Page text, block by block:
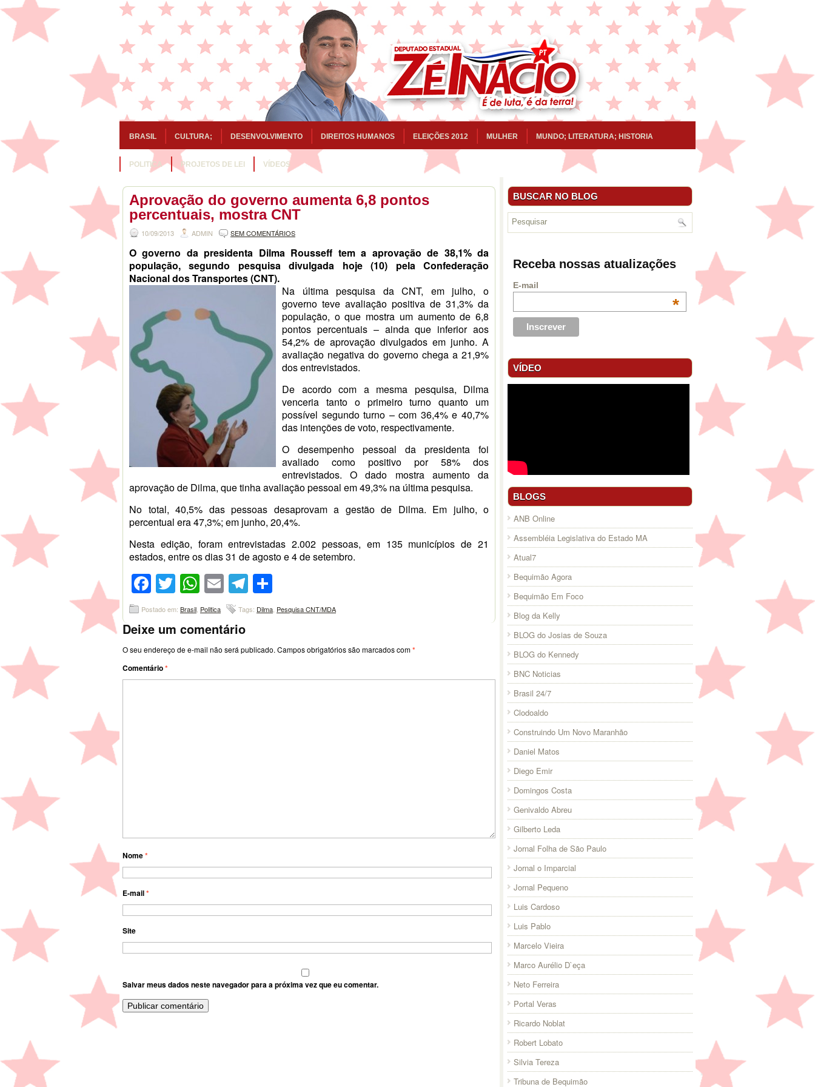
BRASIL CULTURA; DESENVOLVIMENTO DIREITOS HUMANOS ELEIÇÕES 2012 MULHER MUNDO; LITERATURA; HISTORIA
POLITICA PROJETOS DE LEI VÍDEOS
Aprovação do governo aumenta 6,8 pontos
percentuais, mostra CNT
10/09/2013 ADMIN SEM COMENTÁRIOS
O governo da presidenta Dilma Rousseff tem a aprovação de 38,1% da
população, segundo pesquisa divulgada hoje (10) pela Confederação
Nacional dos Transportes (CNT).
Na última pesquisa da CNT, em julho, o
governo teve avaliação positiva de 31,3% da
população, o que mostra um aumento de 6,8
pontos percentuais – ainda que inferior aos
54,2% de aprovação divulgados em junho. A
avaliação negativa do governo chega a 21,9%
dos entrevistados.
De acordo com a mesma pesquisa, Dilma
venceria tanto o primeiro turno quanto um
possível segundo turno – com 36,4% e 40,7%
das intenções de voto, respectivamente.
O desempenho pessoal da presidenta foi
avaliado como positivo por 58% dos
entrevistados. O dado mostra aumento da
aprovação de Dilma, que tinha avaliação pessoal em 49,3% na última pesquisa.
No total, 40,5% das pessoas desaprovam a gestão de Dilma. Em julho, o
percentual era 47,3%; em junho, 20,4%.
Nesta edição, foram entrevistadas 2.002 pessoas, em 135 municípios de 21
estados, entre os dias 31 de agosto e 4 de setembro.
Facebook
Twitter
WhatsApp
EmailTelegram
Postado em: Brasil Politica Tags: Dilma Pesquisa CNT/MDA
Deixe um comentário
O seu endereço de e-mail não será publicado. Campos obrigatórios são marcados com*
Comentário*
Nome*
E-mail*
Site
Salvar meus dados neste navegador para a próxima vez que eu comentar.
BUSCAR NO BLOG
Receba nossas atualizações
E-mail
*
VÍDEO
BLOGS
ANB Online
Assembléia Legislativa do Estado MA
Atual7
Bequimão Agora
Bequimão Em Foco
Blog da Kelly
BLOG do Josias de Souza
BLOG do Kennedy
BNC Noticias
Brasil 24/7
Clodoaldo
Construindo Um Novo Maranhão
Daniel Matos
Diego Emir
Domingos Costa
Genivaldo Abreu
Gilberto Leda
Jornal Folha de São Paulo
Jornal o Imparcial
Jornal Pequeno
Luis Cardoso
Luis Pablo
Marcelo Vieira
Marco Aurélio D`eça
Neto Ferreira
Portal Veras
Ricardo Noblat
Robert Lobato
Silvia Tereza
Tribuna de Bequimão